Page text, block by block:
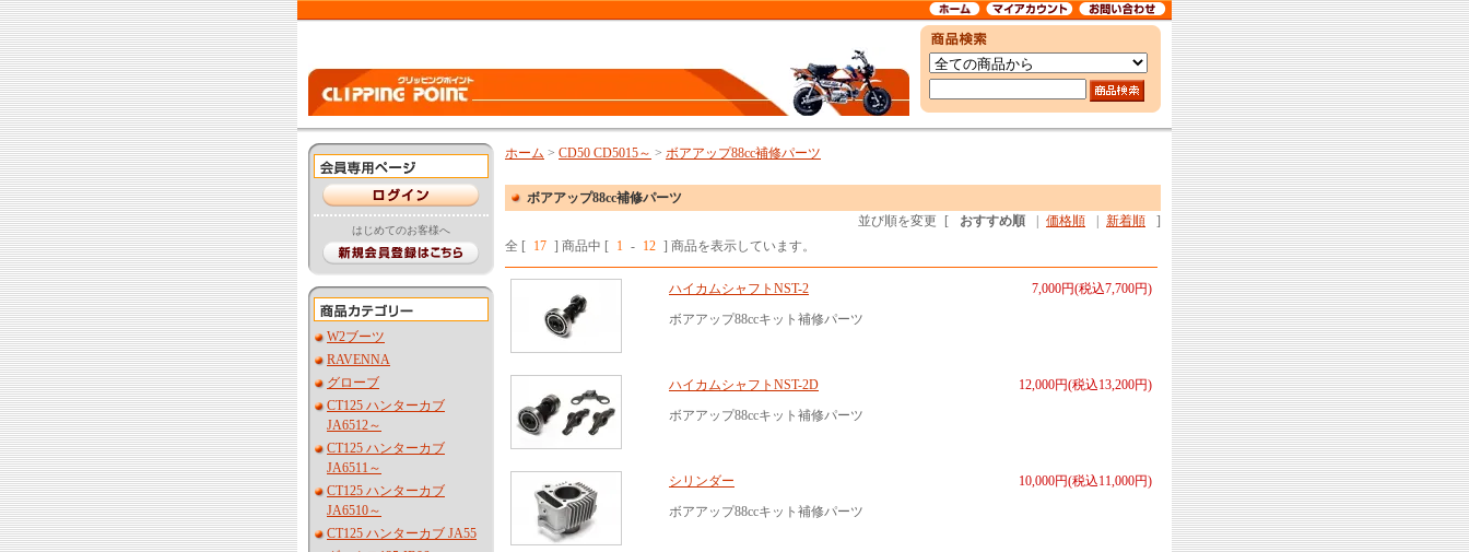
はじめてのお客様へ
W2ブーツ
RAVENNA
グローブ
CT125 ハンターカブ
JA6512～
CT125 ハンターカブ
JA6511～
CT125 ハンターカブ
JA6510～
CT125 ハンターカブ JA55
ホーム > CD50 CD5015～ > ボアアップ88cc補修パーツ
ボアアップ88cc補修パーツ
並び順を変更
[ おすすめ順 価格順 新着順
]
全 [ 17 ] 商品中 [ 1 - 12 ] 商品を表示しています。
7,000円(税込7,700円)
ハイカムシャフトNST-2
ボアアップ88ccキット補修パーツ
12,000円(税込13,200円)
ハイカムシャフトNST-2D
ボアアップ88ccキット補修パーツ
10,000円(税込11,000円)
シリンダー
ボアアップ88ccキット補修パーツ